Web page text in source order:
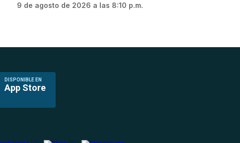
9 de agosto de 2026 a las 8:10 p.m.
DISPONIBLE EN
App Store